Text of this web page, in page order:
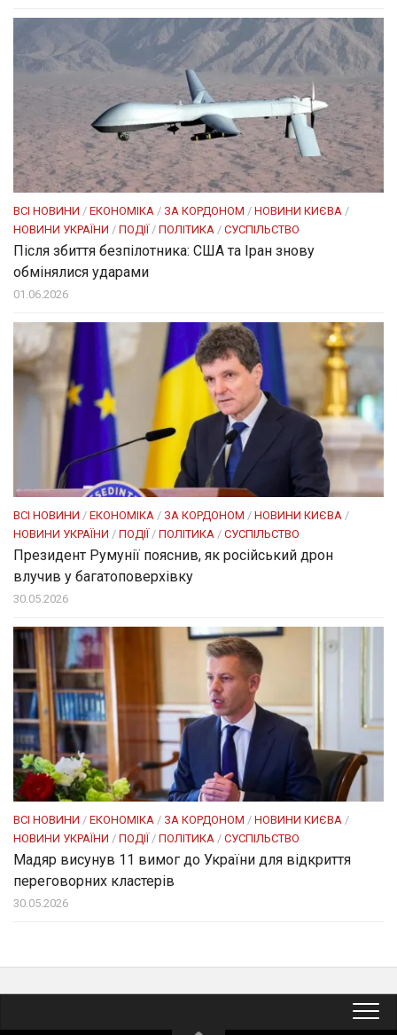
ВСІ НОВИНИ / ЕКОНОМІКА / ЗА КОРДОНОМ / НОВИНИ КИЄВА /
НОВИНИ УКРАЇНИ / ПОДІЇ/ ПОЛІТИКА / СУСПІЛЬСТВО
Після збиття безпілотника: США та Іран знову
обмінялися ударами
01.06.2026
ВСІ НОВИНИ / ЕКОНОМІКА / ЗА КОРДОНОМ / НОВИНИ КИЄВА /
НОВИНИ УКРАЇНИ / ПОДІЇ/ ПОЛІТИКА / СУСПІЛЬСТВО
Президент Румунії пояснив, як російський дрон
влучив у багатоповерхівку
30.05.2026
ВСІ НОВИНИ / ЕКОНОМІКА / ЗА КОРДОНОМ / НОВИНИ КИЄВА /
НОВИНИ УКРАЇНИ / ПОДІЇ/ ПОЛІТИКА / СУСПІЛЬСТВО
Мадяр висунув 11 вимог до України для відкриття
переговорних кластерів
30.05.2026